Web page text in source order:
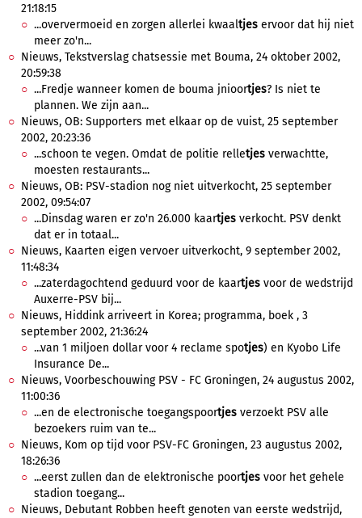
21:18:15
...oververmoeid en zorgen allerlei kwaaltjes ervoor dat hij niet
meer zo'n...
Nieuws, Tekstverslag chatsessie met Bouma, 24 oktober 2002,
20:59:38
...Fredje wanneer komen de bouma jnioortjes? Is niet te
plannen. We zijn aan...
Nieuws, OB: Supporters met elkaar op de vuist, 25 september
2002, 20:23:36
...schoon te vegen. Omdat de politie relletjes verwachtte,
moesten restaurants...
Nieuws, OB: PSV-stadion nog niet uitverkocht, 25 september
2002, 09:54:07
...Dinsdag waren er zo'n 26.000 kaartjes verkocht. PSV denkt
dat er in totaal...
Nieuws, Kaarten eigen vervoer uitverkocht, 9 september 2002,
11:48:34
...zaterdagochtend geduurd voor de kaartjes voor de wedstrijd
Auxerre-PSV bij...
Nieuws, Hiddink arriveert in Korea; programma, boek , 3
september 2002, 21:36:24
...van 1 miljoen dollar voor 4 reclame spotjes) en Kyobo Life
Insurance De...
Nieuws, Voorbeschouwing PSV - FC Groningen, 24 augustus 2002,
11:00:36
...en de electronische toegangspoortjes verzoekt PSV alle
bezoekers ruim van te...
Nieuws, Kom op tijd voor PSV-FC Groningen, 23 augustus 2002,
18:26:36
...eerst zullen dan de elektronische poortjes voor het gehele
stadion toegang...
Nieuws, Debutant Robben heeft genoten van eerste wedstrijd,